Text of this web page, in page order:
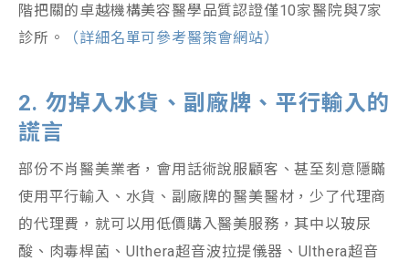
階把關的卓越機構美容醫學品質認證僅10家醫院與7家
診所。
（詳細名單可參考醫策會網站）
2. 勿掉入水貨、副廠牌、平行輸入的
謊言
部份不肖醫美業者，會用話術說服顧客、甚至刻意隱瞞
使用平行輸入、水貨、副廠牌的醫美醫材，少了代理商
的代理費，就可以用低價購入醫美服務，其中以玻尿
酸、肉毒桿菌、Ulthera超音波拉提儀器、Ulthera超音